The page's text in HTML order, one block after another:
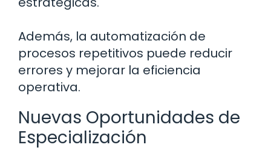
Además, la automatización de
procesos repetitivos puede reducir
errores y mejorar la eficiencia
operativa.
Nuevas Oportunidades de
Especialización